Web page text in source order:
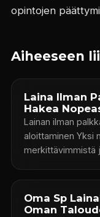
opintojen
Aiheeseen
Laina Ilman
Hakea
Lainan ilman
aloittaminen Yksi nykyisen rahoitusmarkkinan
merkittävimmistä
Oma Sp
Oman